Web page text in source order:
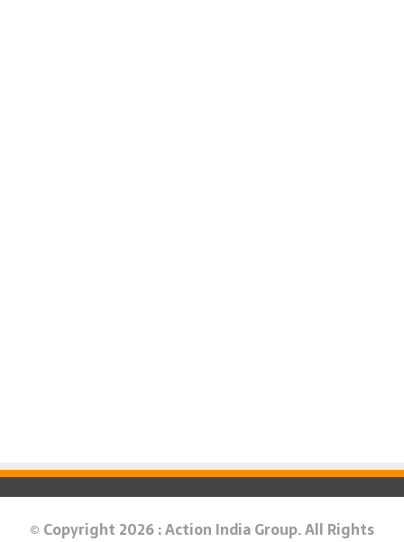
© Copyright 2026 : Action India Group. All Rights